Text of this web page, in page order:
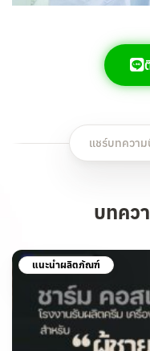
แชร์บทความ
บทคว
แนะนำผลิตภัณฑ์